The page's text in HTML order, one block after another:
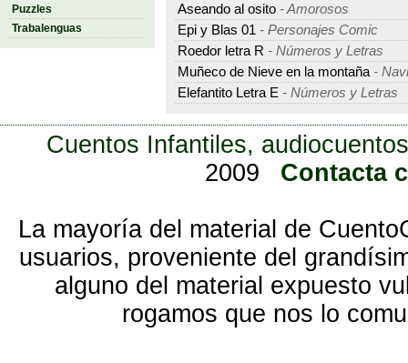
Puzzles
Trabalenguas
Aseando al osito - Amorosos
Epi y Blas 01 - Personajes Comic
Roedor letra R - Números y Letras
Muñeco de Nieve en la montaña -
Elefantito Letra E - Números y Letras
Cuentos Infantiles,
2009
Contacta
La mayoría del material de
usuarios, proveniente del
alguno del material expuesto
rogamos que nos lo